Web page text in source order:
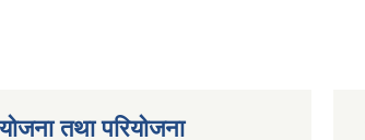
योजना तथा परियोजना